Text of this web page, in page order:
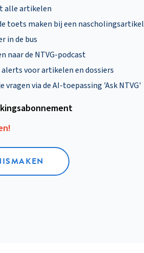
alle artikelen
toets maken bij een nascholingsartikel
in de bus
naar de NTVG-podcast
voor artikelen en dossiers
vragen via de AI-toepassing 'Ask NTVG'